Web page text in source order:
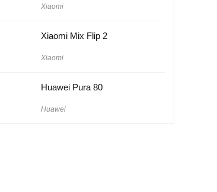
Xiaomi
Xiaomi Mix Flip 2
Xiaomi
Huawei Pura 80
Huawei